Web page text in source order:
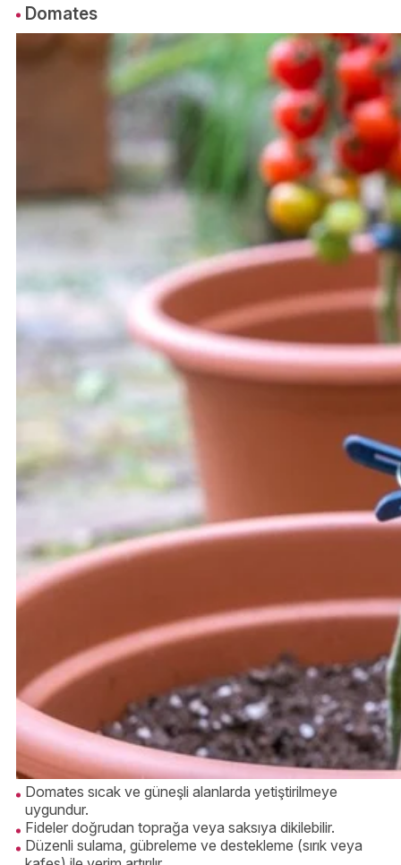
Domates
Domates sıcak ve güneşli alanlarda yetiştirilmeye
uygundur.
Fideler doğrudan toprağa veya saksıya dikilebilir.
Düzenli sulama, gübreleme ve destekleme (sırık veya